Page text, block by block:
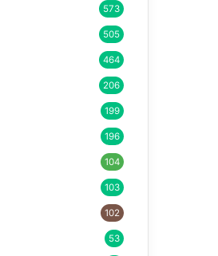
573
505
464
206
199
196
104
103
102
53